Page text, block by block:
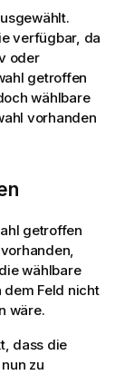
verfügbar, da
oder
getroffen
wählbare
vorhanden
getroffen
wählbare
dem Feld nicht
wäre.
dass die
zu